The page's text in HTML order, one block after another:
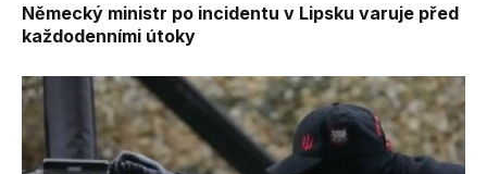
Německý ministr po incidentu v Lipsku varuje před
každodenními útoky